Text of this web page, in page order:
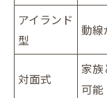
アイランド
型
動線
対面式
家族
可能